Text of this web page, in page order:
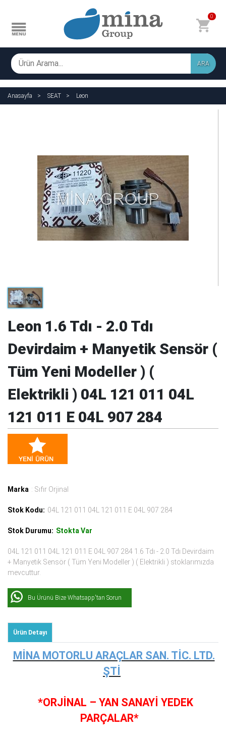
0
ARA
Anasayfa SEAT Leon
Leon 1.6 Tdı - 2.0 Tdı
Devirdaim + Manyetik Sensör (
Tüm Yeni Modeller ) (
Elektrikli ) 04L 121 011 04L
121 011 E 04L 907 284
Marka : Sıfır Orjinal
Stok Kodu: 04L 121 011 04L 121 011 E 04L 907 284
Stok Durumu: Stokta Var
04L 121 011 04L 121 011 E 04L 907 284 1.6 Tdı - 2.0 Tdı Devirdaim
+ Manyetik Sensör ( Tüm Yeni Modeller ) ( Elektrikli ) stoklarımızda
mevcuttur.
Bu Ürünü Bize Whatsapp'tan Sorun
Ürün Detayı
MİNA MOTORLU ARAÇLAR SAN. TİC. LTD.
ŞTİ
*ORJİNAL – YAN SANAYİ YEDEK
PARÇALAR*